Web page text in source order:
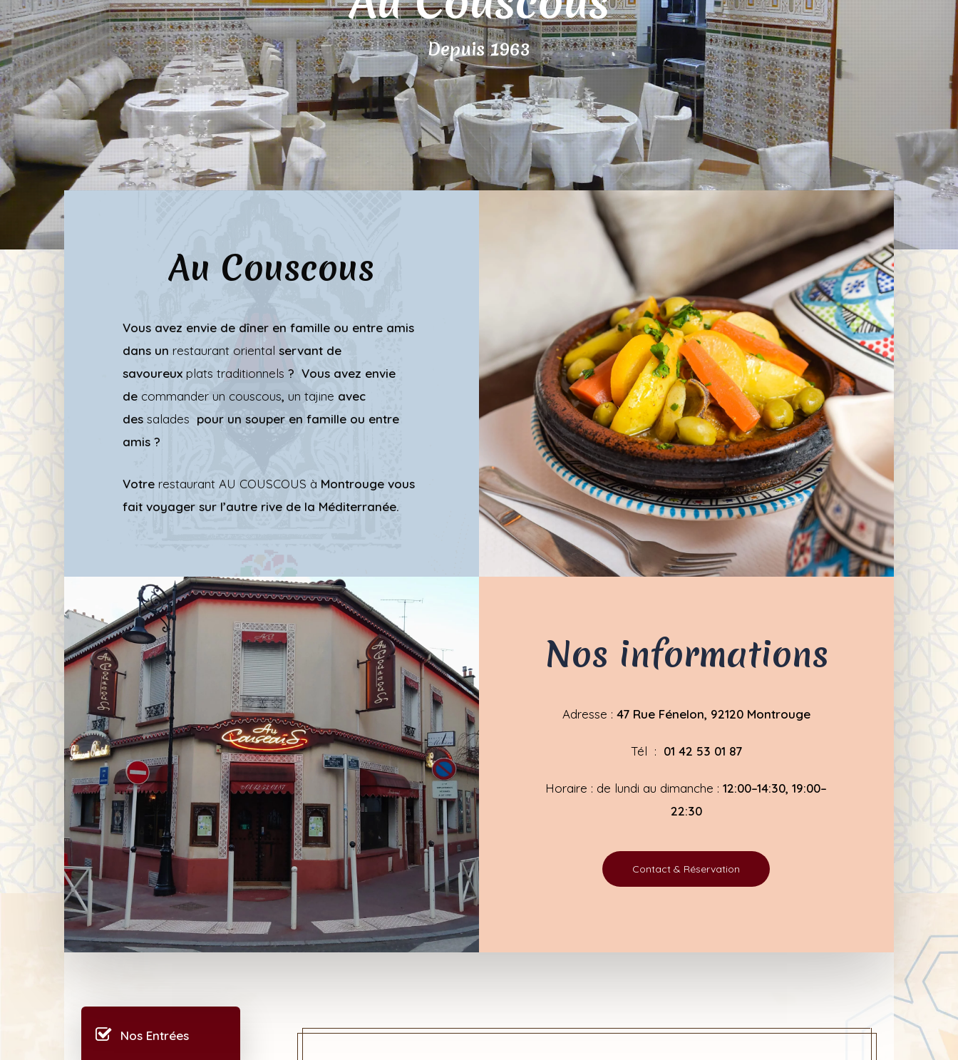
Depuis 1963
Au Couscous
Vous avez envie de dîner en famille ou entre amis
dans un restaurant oriental servant de
savoureux plats traditionnels ? Vous avez envie
decommander un couscous, un tajine avec
dessalades pour un souper en famille ou entre
amis ?
Votre restaurant AU COUSCOUS à Montrouge vous
fait voyager sur l’autre rive de la Méditerranée.
Nos informations
Adresse : 47 Rue Fénelon, 92120 Montrouge
Tél : 01 42 53 01 87
Horaire : de lundi au dimanche :12:00–14:30, 19:00–
22:30
Contact & Réservation
Nos Entrées